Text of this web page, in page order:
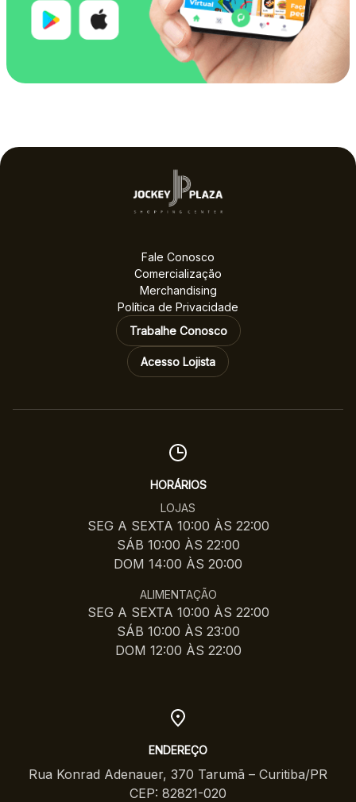
Fale Conosco
Comercialização
Merchandising
Política de Privacidade
Trabalhe Conosco
Acesso Lojista
HORÁRIOS
LOJAS
SEG A SEXTA 10:00 ÀS 22:00
SÁB 10:00 ÀS 22:00
DOM 14:00 ÀS 20:00
ALIMENTAÇÃO
SEG A SEXTA 10:00 ÀS 22:00
SÁB 10:00 ÀS 23:00
DOM 12:00 ÀS 22:00
ENDEREÇO
Rua Konrad Adenauer, 370 Tarumã – Curitiba/PR
CEP: 82821-020